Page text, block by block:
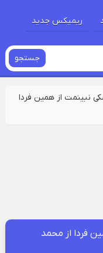
ریمیکس جدید
جستجو
نبینمت از همین فردا
فردا از محمد